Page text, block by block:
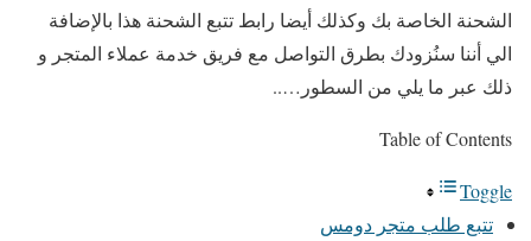
الشحنة الخاصة بك وكذلك أيضا رابط تتبع الشحنة هذا بالإضافة
الي أننا سنُزودك بطرق التواصل مع فريق خدمة عملاء المتجر و
ذلك عبر ما يلي من السطور…..
Table of Contents
Toggle
تتبع طلب متجر دومس